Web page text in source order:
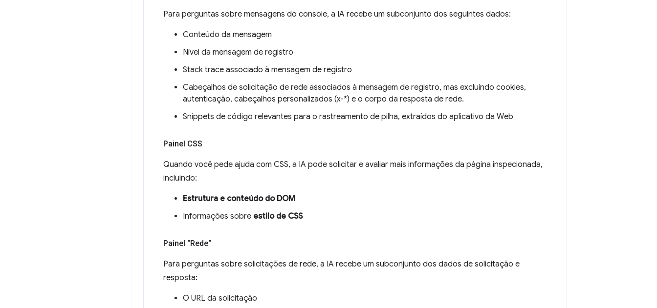
Para perguntas sobre mensagens do console, a IA recebe um subconjunto dos seguintes dados:
Conteúdo da mensagem
Nível da mensagem de registro
Stack trace associado à mensagem de registro
Cabeçalhos de solicitação de rede associados à mensagem de registro, mas excluindo cookies,
autenticação, cabeçalhos personalizados (x-*) e o corpo da resposta de rede.
Snippets de código relevantes para o rastreamento de pilha, extraídos do aplicativo da Web
Painel CSS
Quando você pede ajuda com CSS, a IA pode solicitar e avaliar mais informações da página inspecionada,
incluindo:
Estrutura e conteúdo do DOM
Informações sobre estilo de CSS
Painel "Rede"
Para perguntas sobre solicitações de rede, a IA recebe um subconjunto dos dados de solicitação e
resposta:
O URL da solicitação